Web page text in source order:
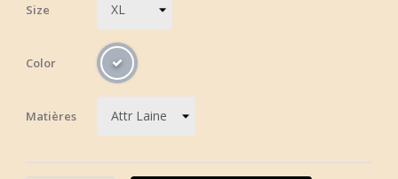
Size
Color
Matières